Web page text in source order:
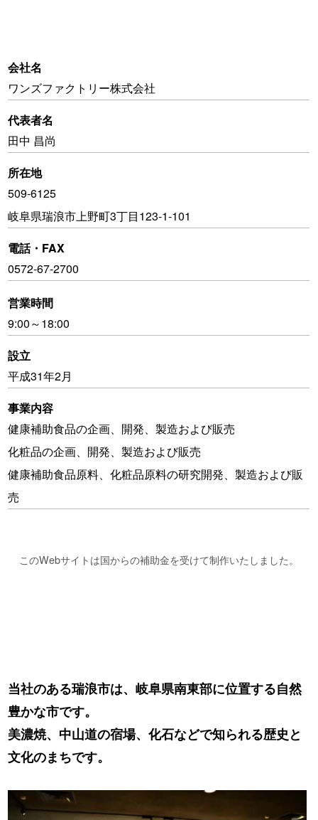
会社名
ワンズファクトリー株式会社
代表者名
田中 昌尚
所在地
509-6125
岐阜県瑞浪市上野町3丁目123-1-101
電話・FAX
0572-67-2700
営業時間
9:00～18:00
設立
平成31年2月
事業内容
健康補助食品の企画、開発、製造および販売
化粧品の企画、開発、製造および販売
健康補助食品原料、化粧品原料の研究開発、製造および販
売
このWebサイトは国からの補助金を受けて制作いたしました。
当社のある瑞浪市は、岐阜県南東部に位置する自然
豊かな市です。
美濃焼、中山道の宿場、化石などで知られる歴史と
文化のまちです。